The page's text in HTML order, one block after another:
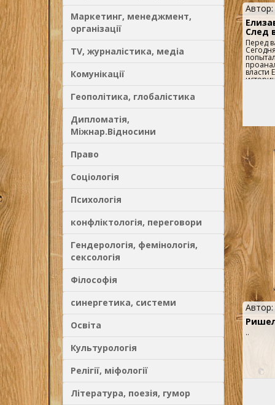
Маркетинг, менеджмент,
організації
TV, журналістика, медіа
Комунікації
Геополітика, глобалістика
Дипломатія,
Міжнар.Відносини
Право
Соціологія
Психологія
конфліктологія, переговори
Гендерологія, фемінологія,
сексологія
Філософія
синергетика, системи
Освіта
Культурологія
Релігії, міфології
Література, поезія, гумор
Автор:
След
Перед
власти
Автор
Эта
будет
Автор:
..